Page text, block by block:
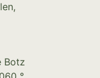
,
Botz